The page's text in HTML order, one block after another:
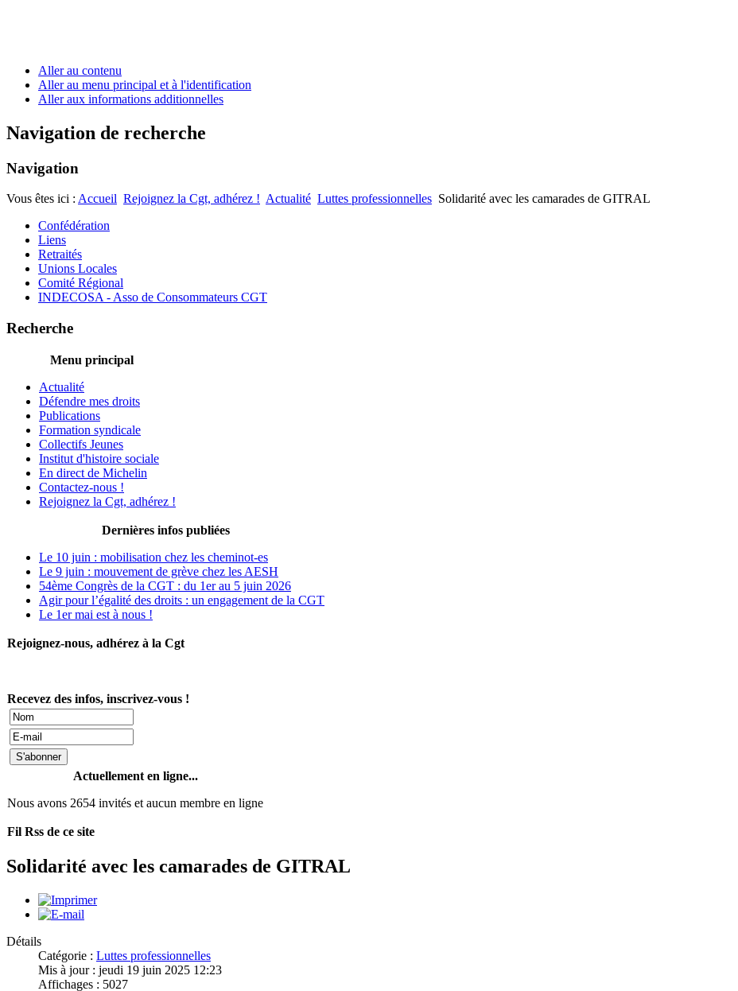
Aller au contenu
Aller au menu principal et à l'identification
Aller aux informations additionnelles
Navigation de recherche
Navigation
Vous êtes ici : Accueil Rejoignez la Cgt, adhérez ! Actualité Luttes professionnelles Solidarité avec les camarades de GITRAL
Confédération
Liens
Retraités
Unions Locales
Comité Régional
INDECOSA - Asso de Consommateurs CGT
Recherche
Menu principal
Actualité
Défendre mes droits
Publications
Formation syndicale
Collectifs Jeunes
Institut d'histoire sociale
En direct de Michelin
Contactez-nous !
Rejoignez la Cgt, adhérez !
Dernières infos publiées
Le 10 juin : mobilisation chez les cheminot-es
Le 9 juin : mouvement de grève chez les AESH
54ème Congrès de la CGT : du 1er au 5 juin 2026
Agir pour l’égalité des droits : un engagement de la CGT
Le 1er mai est à nous !
Rejoignez-nous, adhérez à la Cgt
Recevez des infos, inscrivez-vous !
Actuellement en ligne...
Nous avons 2654 invités et aucun membre en ligne
Fil Rss de ce site
Solidarité avec les camarades de GITRAL
Détails
Catégorie : Luttes professionnelles
Mis à jour : jeudi 19 juin 2025 12:23
Affichages : 5027